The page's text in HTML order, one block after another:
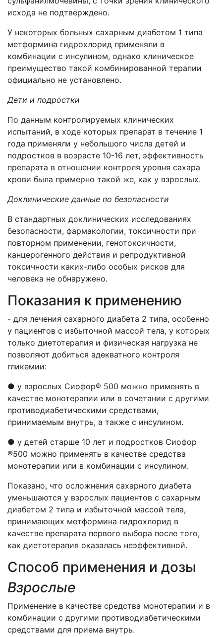
исхода не подтверждено.
У некоторых больных сахарным диабетом 1 типа
метформина гидрохлорид применяли в
комбинации с инсулином, однако клиническое
преимущество такой комбинированной терапии
официально не установлено.
Дети и подростки
По данным контролируемых клинических
испытаний, в ходе которых препарат в течение 1
года применяли у небольшого числа детей и
подростков в возрасте 10-16 лет, эффективность
препарата в отношении контроля уровня сахара
крови была примерно такой же, как у взрослых.
Доклинические данные по безопасности
В стандартных доклинических исследованиях
безопасности, фармакологии, токсичности при
повторном применении, генотоксичности,
канцерогенного действия и репродуктивной
токсичности каких-либо особых рисков для
человека не обнаружено.
Показания к применению
- для лечения сахарного диабета 2 типа, особенно
у пациентов с избыточной массой тела, у которых
только диетотерапия и физическая нагрузка не
позволяют добиться адекватного контроля
гликемии:
● у взрослых Сиофор® 500 можно применять в
качестве монотерапии или в сочетании с другими
противодиабетическими средствами,
принимаемым внутрь, а также с инсулином.
● у детей старше 10 лет и подростков Сиофор
®500 можно применять в качестве средства
монотерапии или в комбинации с инсулином.
Показано, что осложнения сахарного диабета
уменьшаются у взрослых пациентов с сахарным
диабетом 2 типа и избыточной массой тела,
принимающих метформина гидрохлорид в
качестве препарата первого выбора после того,
как диетотерапия оказалась неэффективной.
Способ применения и дозы
Взрослые
Применение в качестве средства монотерапии и в
комбинации с другими противодиабетическими
средствами для приема внутрь.